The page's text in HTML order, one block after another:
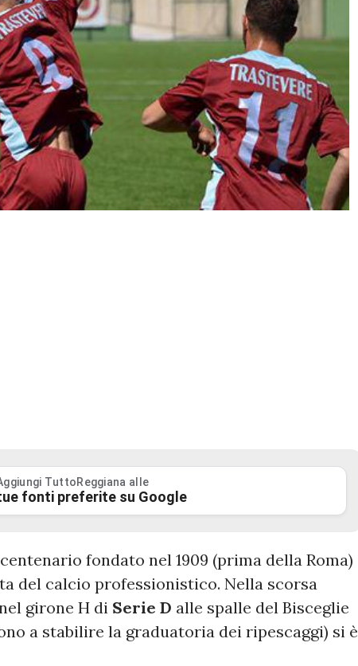
TuttoReggiana alle
fonti preferite su Google
fondato nel 1909 (prima della Roma)
del calcio professionistico. Nella scorsa
girone H di Serie D alle spalle del Bisceglie
a stabilire la graduatoria dei ripescaggi) si è